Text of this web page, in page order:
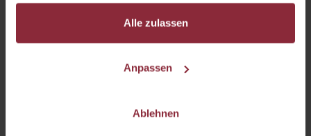
Alle zulassen
Anpassen
Ablehnen
Veranstalter